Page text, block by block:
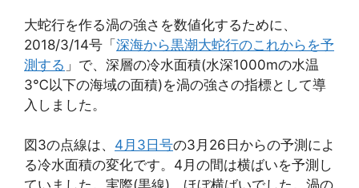
大蛇行を作る渦の強さを数値化するために、
2018/3/14号「深海から黒潮大蛇行のこれからを予
測する 」で、深層の冷水面積(水深1000mの水温
3℃以下の海域の面積)を渦の強さの指標として導
入しました。
図3の点線は、 4月3日号の3月26日からの予測によ
る冷水面積の変化です。4月の間は横ばいを予測し
ていました。実際(黒線)、ほぼ横ばいでした。渦の